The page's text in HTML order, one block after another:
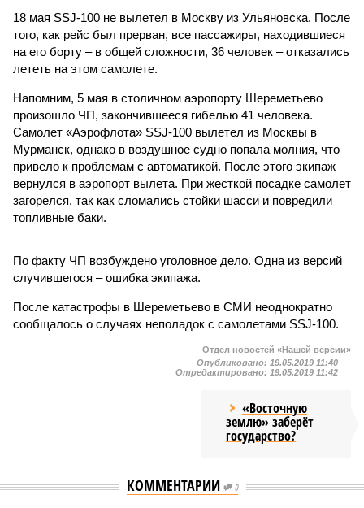
18 мая SSJ-100 не вылетел в Москву из Ульяновска. После
того, как рейс был прерван, все пассажиры, находившиеся
на его борту – в общей сложности, 36 человек – отказались
лететь на этом самолете.
Напомним, 5 мая в столичном аэропорту Шереметьево
произошло ЧП, закончившееся гибелью 41 человека.
Самолет «Аэрофлота» SSJ-100 вылетел из Москвы в
Мурманск, однако в воздушное судно попала молния, что
привело к проблемам с автоматикой. После этого экипаж
вернулся в аэропорт вылета. При жесткой посадке самолет
загорелся, так как сломались стойки шасси и повредили
топливные баки.
По факту ЧП возбуждено уголовное дело. Одна из версий
случившегося – ошибка экипажа.
После катастрофы в Шереметьево в СМИ неоднократно
сообщалось о случаях неполадок с самолетами SSJ-100.
Отдел новостей «Нашей версии»
Опубликовано: 19.05.2019 11:40
Отредактировано: 19.05.2019 11:42
«Восточную
землю» заберёт
государство?
КОММЕНТАРИИ 0